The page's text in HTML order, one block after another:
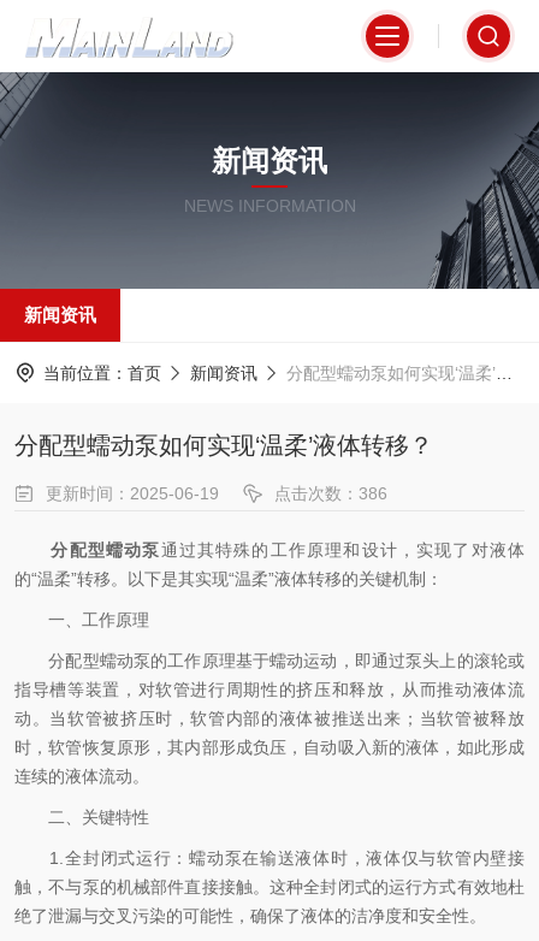
新闻资讯
NEWS INFORMATION
新闻资讯
当前位置： 首页 新闻资讯 分配型蠕动泵如何实现‘温柔’液体转移？
分配型蠕动泵如何实现‘温柔’液体转移？
更新时间：2025-06-19 点击次数：386
分配型蠕动泵通过其特殊的工作原理和设计，实现了对液体
的“温柔”转移。以下是其实现“温柔”液体转移的关键机制：
一、工作原理
分配型蠕动泵的工作原理基于蠕动运动，即通过泵头上的滚轮或
指导槽等装置，对软管进行周期性的挤压和释放，从而推动液体流
动。当软管被挤压时，软管内部的液体被推送出来；当软管被释放
时，软管恢复原形，其内部形成负压，自动吸入新的液体，如此形成
连续的液体流动。
二、关键特性
1.全封闭式运行：蠕动泵在输送液体时，液体仅与软管内壁接
触，不与泵的机械部件直接接触。这种全封闭式的运行方式有效地杜
绝了泄漏与交叉污染的可能性，确保了液体的洁净度和安全性。